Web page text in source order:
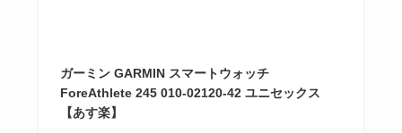
ガーミン GARMIN スマートウォッチ
ForeAthlete 245 010-02120-42 ユニセックス
【あす楽】